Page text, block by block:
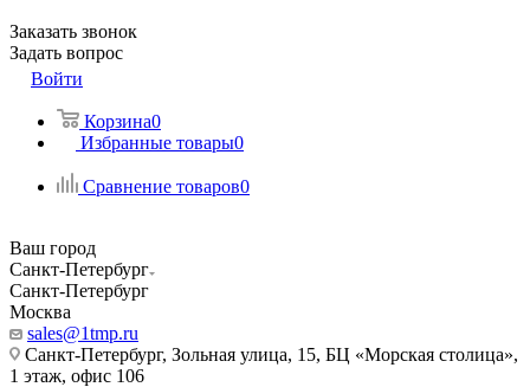
Заказать звонок
Задать вопрос
Войти
Корзина0
Избранные товары0
Сравнение товаров0
Ваш город
Санкт-Петербург
Санкт-Петербург
Москва
sales@1tmp.ru
Санкт-Петербург, Зольная улица, 15, БЦ «Морская столица»,
1 этаж, офис 106